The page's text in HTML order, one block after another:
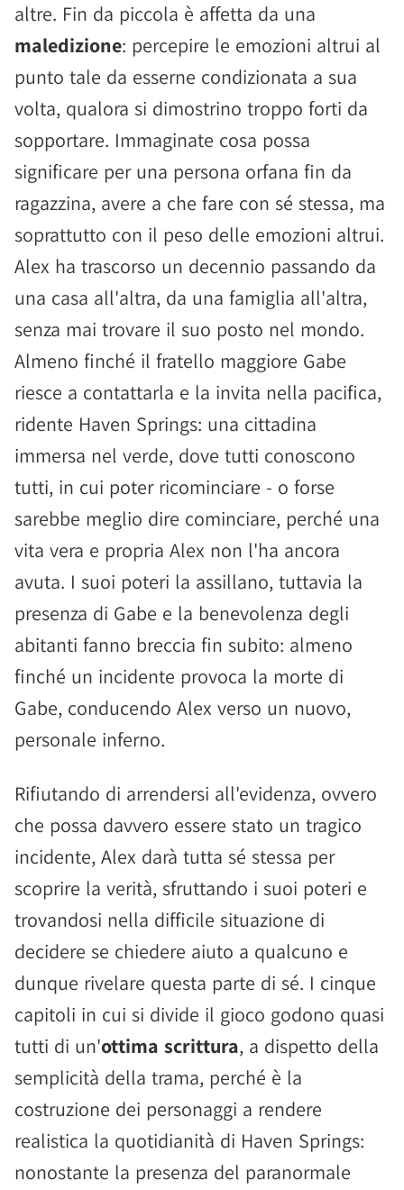
altre. Fin da piccola è affetta da una
maledizione: percepire le emozioni altrui al
punto tale da esserne condizionata a sua
volta, qualora si dimostrino troppo forti da
sopportare. Immaginate cosa possa
significare per una persona orfana fin da
ragazzina, avere a che fare con sé stessa, ma
soprattutto con il peso delle emozioni altrui.
Alex ha trascorso un decennio passando da
una casa all'altra, da una famiglia all'altra,
senza mai trovare il suo posto nel mondo.
Almeno finché il fratello maggiore Gabe
riesce a contattarla e la invita nella pacifica,
ridente Haven Springs: una cittadina
immersa nel verde, dove tutti conoscono
tutti, in cui poter ricominciare - o forse
sarebbe meglio dire cominciare, perché una
vita vera e propria Alex non l'ha ancora
avuta. I suoi poteri la assillano, tuttavia la
presenza di Gabe e la benevolenza degli
abitanti fanno breccia fin subito: almeno
finché un incidente provoca la morte di
Gabe, conducendo Alex verso un nuovo,
personale inferno.
Rifiutando di arrendersi all'evidenza, ovvero
che possa davvero essere stato un tragico
incidente, Alex darà tutta sé stessa per
scoprire la verità, sfruttando i suoi poteri e
trovandosi nella difficile situazione di
decidere se chiedere aiuto a qualcuno e
dunque rivelare questa parte di sé. I cinque
capitoli in cui si divide il gioco godono quasi
tutti di un'ottima scrittura, a dispetto della
semplicità della trama, perché è la
costruzione dei personaggi a rendere
realistica la quotidianità di Haven Springs:
nonostante la presenza del paranormale